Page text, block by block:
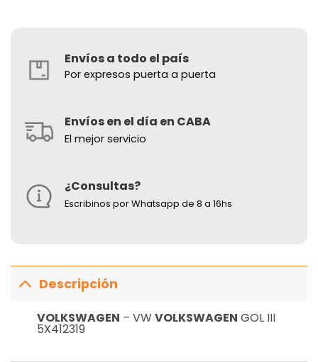
Envíos a todo el país
Por expresos puerta a puerta
Envíos en el día en CABA
El mejor servicio
¿Consultas?
Escribinos por Whatsapp de 8 a 16hs
Descripción
VOLKSWAGEN – VW VOLKSWAGEN GOL III
5X412319